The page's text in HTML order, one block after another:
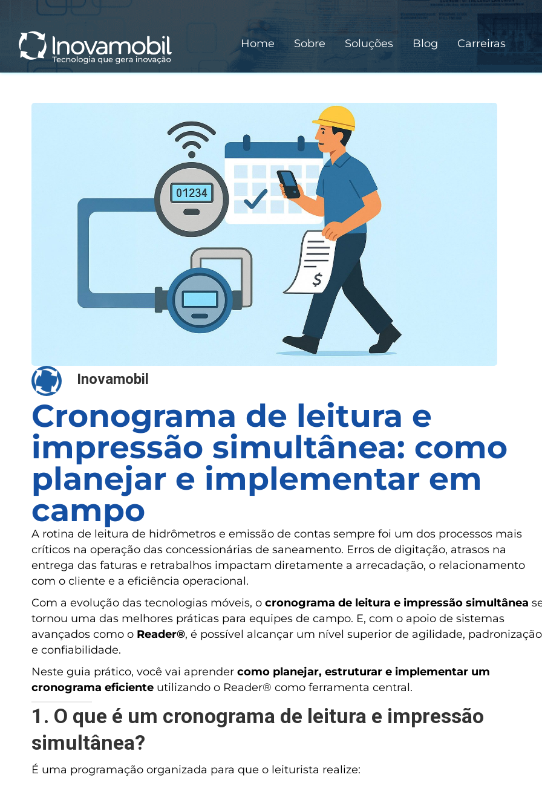
conteúdo
Home Sobre Soluções Blog Carreiras
Inovamobil
Cronograma de leitura e
impressão simultânea: como
planejar e implementar em
campo
A rotina de leitura de hidrômetros e emissão de contas sempre foi um dos processos mais
críticos na operação das concessionárias de saneamento. Erros de digitação, atrasos na
entrega das faturas e retrabalhos impactam diretamente a arrecadação, o relacionamento
com o cliente e a eficiência operacional.
Com a evolução das tecnologias móveis, o cronograma de leitura e impressão simultânea
tornou uma das melhores práticas para equipes de campo. E, com o apoio de sistemas
avançados como o Reader®, é possível alcançar um nível superior de agilidade, padronização
e confiabilidade.
Neste guia prático, você vai aprender como planejar, estruturar e implementar um
cronograma eficiente utilizando o Reader® como ferramenta central.
1. O que é um cronograma de leitura e impressão
simultânea?
É uma programação organizada para que o leiturista realize: